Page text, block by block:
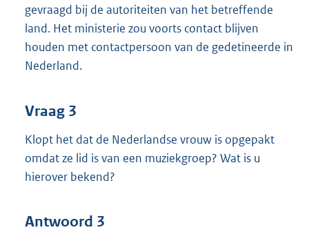
gevraagd bij de autoriteiten van het betreffende
land. Het ministerie zou voorts contact blijven
houden met contactpersoon van de gedetineerde in
Nederland.
Vraag 3
Klopt het dat de Nederlandse vrouw is opgepakt
omdat ze lid is van een muziekgroep? Wat is u
hierover bekend?
Antwoord 3